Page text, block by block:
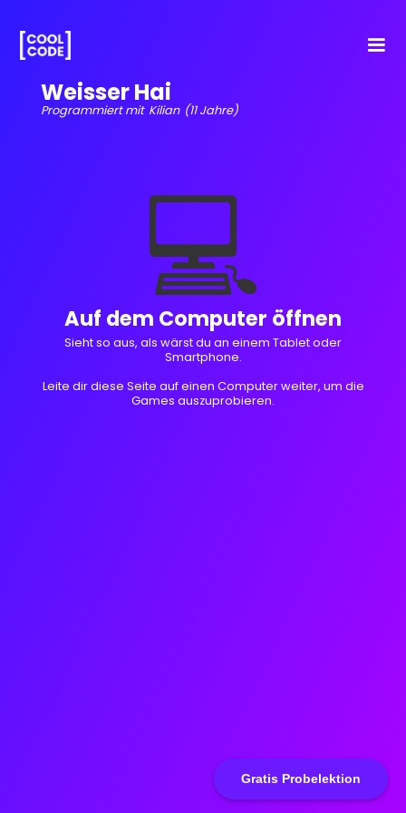
Gratis Probelektion
Weisser Hai
Programmiert mit Kilian (11 Jahre)
💻
Auf dem Computer öffnen
Sieht so aus, als wärst du an einem Tablet oder
Smartphone.
Leite dir diese Seite auf einen Computer weiter, um die
Games auszuprobieren.